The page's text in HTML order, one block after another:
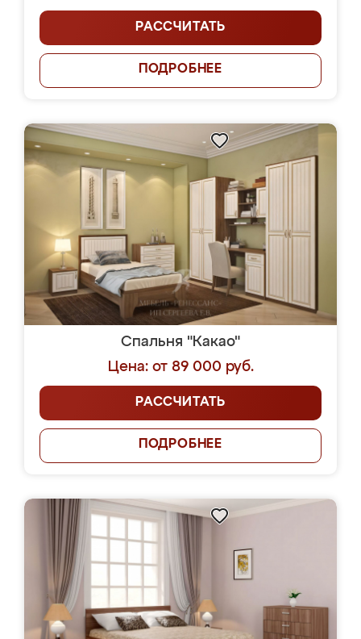
РАССЧИТАТЬ
ПОДРОБНЕЕ
Спальня "Какао"
Цена: от 89 000 руб.
РАССЧИТАТЬ
ПОДРОБНЕЕ